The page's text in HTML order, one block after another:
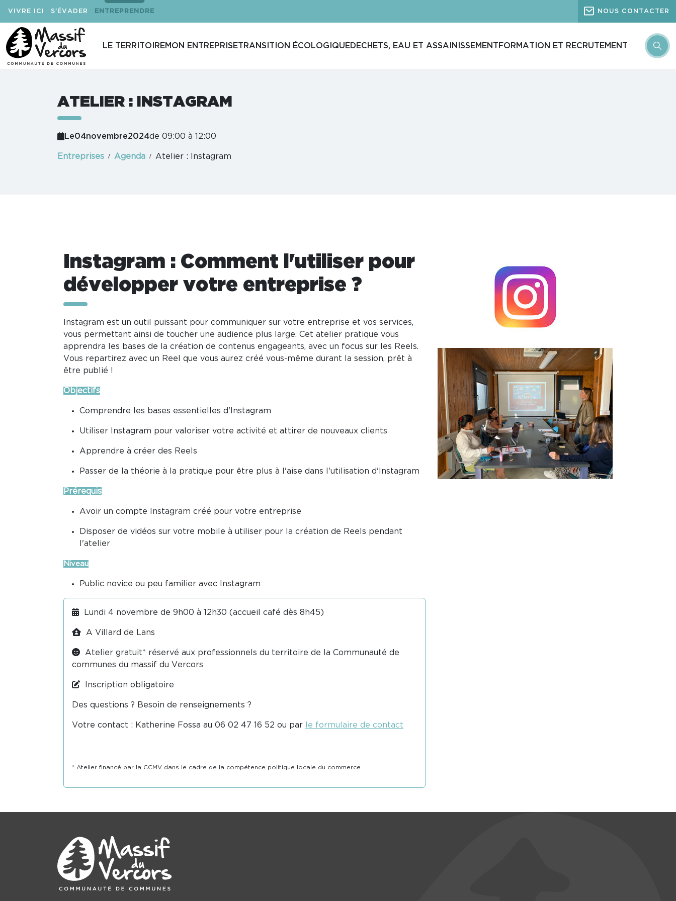
VIVRE ICI S'ÉVADER ENTREPRENDRE NOUS CONTACTER
LE TERRITOIREMON ENTREPRISETRANSITION ÉCOLOGIQUEDECHETS, EAU ET ASSAINISSEMENT FORMATION ET RECRUTEMENT
ATELIER : INSTAGRAM
Le04novembre2024de 09:00 à 12:00
Entreprises Agenda Atelier : Instagram
Instagram : Comment l'utiliser pour
développer votre entreprise ?
Instagram est un outil puissant pour communiquer sur votre entreprise et vos services,
vous permettant ainsi de toucher une audience plus large. Cet atelier pratique vous
apprendra les bases de la création de contenus engageants, avec un focus sur les Reels.
Vous repartirez avec un Reel que vous aurez créé vous-même durant la session, prêt à
être publié !
Objectifs
Comprendre les bases essentielles d'Instagram
Utiliser Instagram pour valoriser votre activité et attirer de nouveaux clients
Apprendre à créer des Reels
Passer de la théorie à la pratique pour être plus à l'aise dans l'utilisation d'Instagram
Prérequis
Avoir un compte Instagram créé pour votre entreprise
Disposer de vidéos sur votre mobile à utiliser pour la création de Reels pendant
l'atelier
Niveau
Public novice ou peu familier avec Instagram
Lundi 4 novembre de 9h00 à 12h30 (accueil café dès 8h45)
A Villard de Lans
Atelier gratuit* réservé aux professionnels du territoire de la Communauté de
communes du massif du Vercors
Inscription obligatoire
Des questions ? Besoin de renseignements ?
Votre contact : Katherine Fossa au 06 02 47 16 52 ou par le formulaire de contact
* Atelier financé par la CCMV dans le cadre de la compétence politique locale du commerce